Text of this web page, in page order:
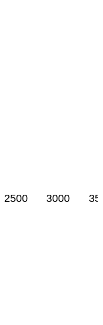
2500 3000